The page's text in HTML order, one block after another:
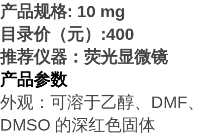
产品规格: 10 mg
目录价（元）:400
推荐仪器：荧光显微镜
产品参数
外观：可溶于乙醇、DMF、
DMSO 的深红色固体